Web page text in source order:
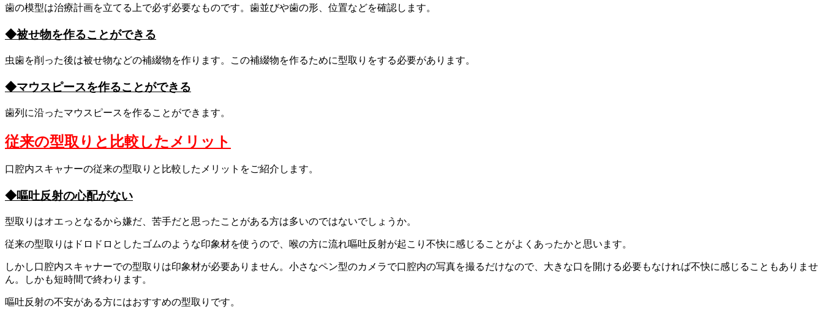
歯の模型は治療計画を立てる上で必ず必要なものです。歯並びや歯の形、位置などを確認します。
◆被せ物を作ることができる
虫歯を削った後は被せ物などの補綴物を作ります。この補綴物を作るために型取りをする必要があります。
◆マウスピースを作ることができる
歯列に沿ったマウスピースを作ることができます。
従来の型取りと比較したメリット
口腔内スキャナーの従来の型取りと比較したメリットをご紹介します。
◆嘔吐反射の心配がない
型取りはオエっとなるから嫌だ、苦手だと思ったことがある方は多いのではないでしょうか。
従来の型取りはドロドロとしたゴムのような印象材を使うので、喉の方に流れ嘔吐反射が起こり不快に感じることがよくあったかと思います。
しかし口腔内スキャナーでの型取りは印象材が必要ありません。小さなペン型のカメラで口腔内の写真を撮るだけなので、大きな口を開ける必要もなければ不快に感じることもありませ
ん。しかも短時間で終わります。
嘔吐反射の不安がある方にはおすすめの型取りです。